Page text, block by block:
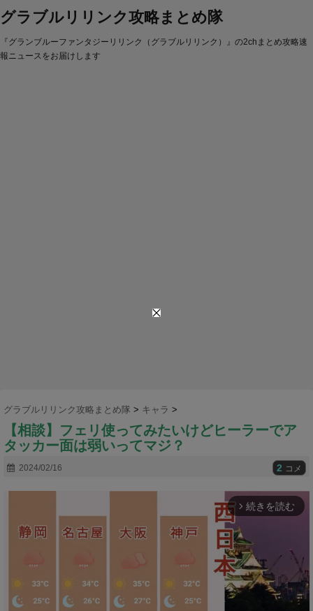
グラブルリリンク攻略まとめ隊
『グランブルーファンタジーリリンク（グラブルリリンク）』の2chまとめ攻略速
報ニュースをお届けします
グラブルリリンク攻略まとめ隊 > キャラ >
【相談】フェリ使ってみたいけどヒーラーでア
タッカー面は弱いってマジ？
2024/02/16 2 コメ
arrow_forward_ios 続きを読む